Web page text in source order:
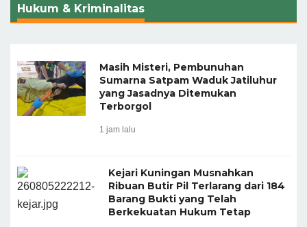
Hukum & Kriminalitas
Masih Misteri, Pembunuhan
Sumarna Satpam Waduk Jatiluhur
yang Jasadnya Ditemukan
Terborgol
1 jam lalu
Kejari Kuningan Musnahkan
Ribuan Butir Pil Terlarang dari 184
Barang Bukti yang Telah
Berkekuatan Hukum Tetap